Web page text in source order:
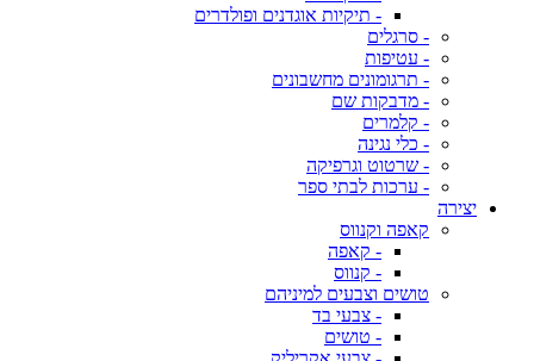
- תיקיות אוגדנים ופולדרים
- סרגלים
- עטיפות
- תרגומונים מחשבונים
- מדבקות שם
- קלמרים
- כלי נגינה
- שרטוט וגרפיקה
- ערכות לבתי ספר
יצירה
קאפה וקנווס
- קאפה
- קנווס
טושים וצבעים למיניהם
- צבעי בד
- טושים